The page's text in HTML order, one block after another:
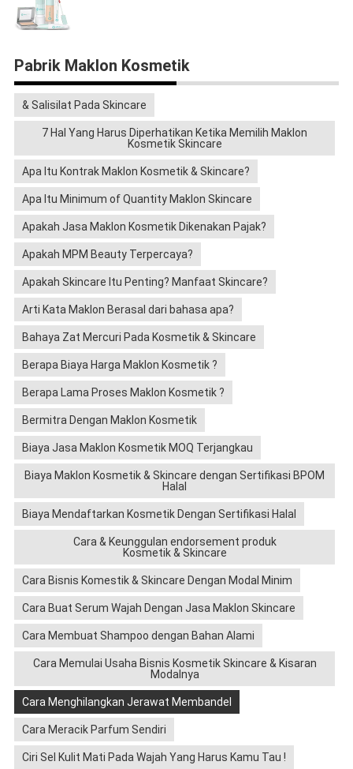
Pabrik Maklon Kosmetik
& Salisilat Pada Skincare
7 Hal Yang Harus Diperhatikan Ketika Memilih Maklon
Kosmetik Skincare
Apa Itu Kontrak Maklon Kosmetik & Skincare?
Apa Itu Minimum of Quantity Maklon Skincare
Apakah Jasa Maklon Kosmetik Dikenakan Pajak?
Apakah MPM Beauty Terpercaya?
Apakah Skincare Itu Penting? Manfaat Skincare?
Arti Kata Maklon Berasal dari bahasa apa?
Bahaya Zat Mercuri Pada Kosmetik & Skincare
Berapa Biaya Harga Maklon Kosmetik ?
Berapa Lama Proses Maklon Kosmetik ?
Bermitra Dengan Maklon Kosmetik
Biaya Jasa Maklon Kosmetik MOQ Terjangkau
Biaya Maklon Kosmetik & Skincare dengan Sertifikasi BPOM
Halal
Biaya Mendaftarkan Kosmetik Dengan Sertifikasi Halal
Cara & Keunggulan endorsement produk
Kosmetik & Skincare
Cara Bisnis Komestik & Skincare Dengan Modal Minim
Cara Buat Serum Wajah Dengan Jasa Maklon Skincare
Cara Membuat Shampoo dengan Bahan Alami
Cara Memulai Usaha Bisnis Kosmetik Skincare & Kisaran
Modalnya
Cara Menghilangkan Jerawat Membandel
Cara Meracik Parfum Sendiri
Ciri Sel Kulit Mati Pada Wajah Yang Harus Kamu Tau !